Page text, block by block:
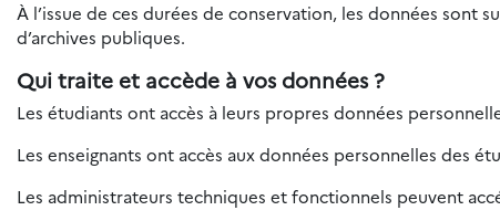
À l’issue de ces durées de conservation, les données sont
d’archives publiques.
Qui traite et accède à vos données ?
Les étudiants ont accès à leurs propres données
Les enseignants ont accès aux données personnelles des
Les administrateurs techniques et fonctionnels peuvent